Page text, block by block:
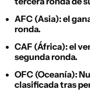
AFC (Asia): el
ronda.
CAF (África): el
segunda ronda.
OFC (Oceanía):
clasificada tras